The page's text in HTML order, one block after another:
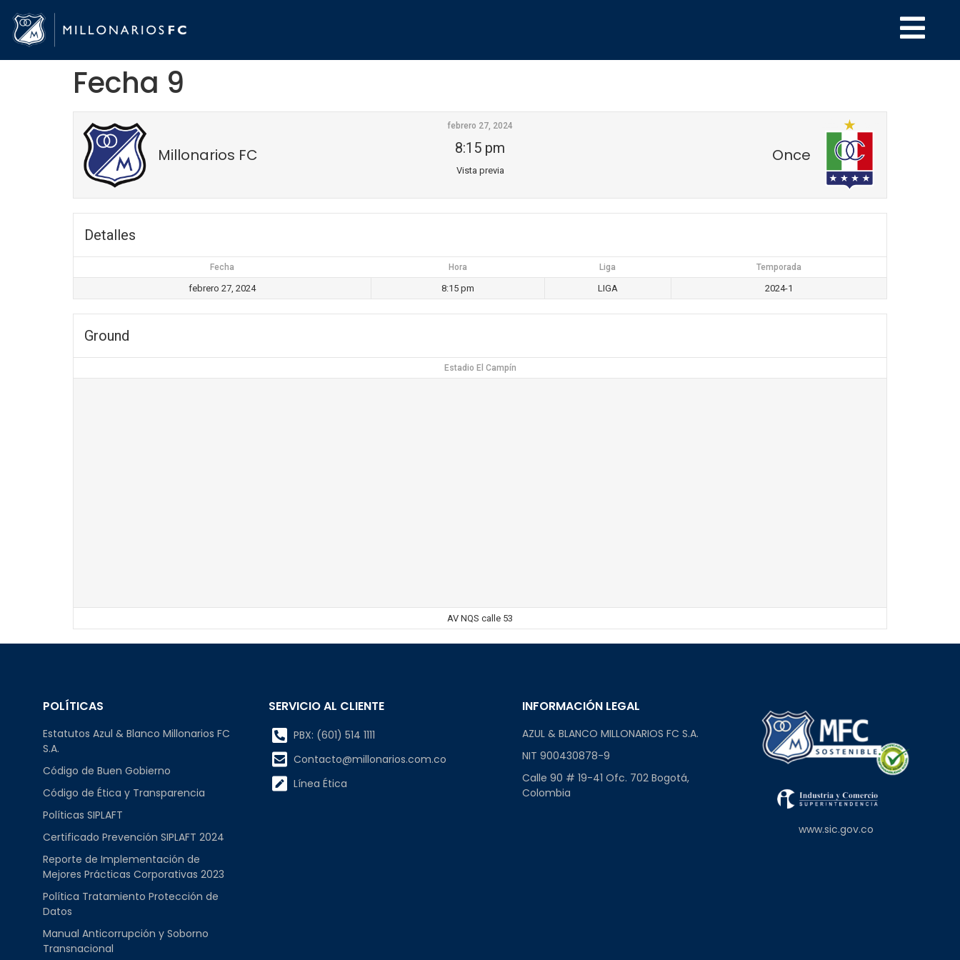
Fecha 9
Millonarios FC Once
febrero 27, 2024
8:15 pm
Vista previa
Detalles
Fecha Hora Liga Temporada
febrero 27, 2024 8:15 pm LIGA 2024-1
Ground
Estadio El Campín
AV NQS calle 53
POLÍTICAS
Estatutos Azul & Blanco Millonarios FC
S.A.
Código de Buen Gobierno
Código de Ética y Transparencia
Políticas SIPLAFT
Certificado Prevención SIPLAFT 2024
Reporte de Implementación de
Mejores Prácticas Corporativas 2023
Política Tratamiento Protección de
Datos
Manual Anticorrupción y Soborno
Transnacional
SERVICIO AL CLIENTE
PBX: (601) 514 1111
Contacto@millonarios.com.co
Línea Ética
INFORMACIÓN LEGAL
AZUL & BLANCO MILLONARIOS FC S.A.
NIT 900430878-9
Calle 90 # 19-41 Ofc. 702 Bogotá,
Colombia
www.sic.gov.co